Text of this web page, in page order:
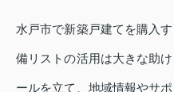
水戸市で新築戸建てを購入
備リストの活用は大きな助
ールを立て、地域情報やサ